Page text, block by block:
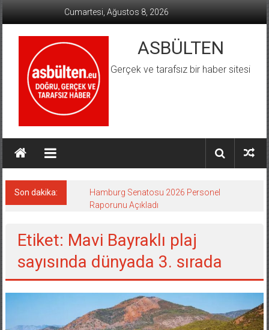
Cumartesi, Ağustos 8, 2026
ASBÜLTEN
Gerçek ve tarafsız bir haber sitesi
Son dakika:
Hamburg Senatosu 2026 Personel
Raporunu Açıkladı
Etiket: Mavi Bayraklı plaj
sayısında dünyada 3. sırada